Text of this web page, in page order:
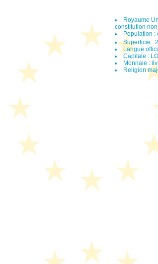
Royaume
constitution
Population :
Superficie :
Langue
Capitale :
Monnaie :
Religion